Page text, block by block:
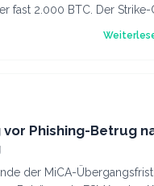
fast 2.000 BTC. Der
Phishing-Betrug
der MiCA-